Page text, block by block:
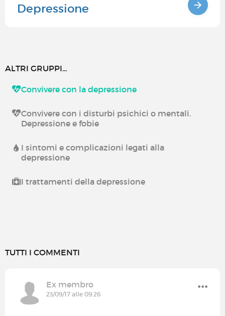
Depressione
ALTRI GRUPPI...
Convivere con la depressione
Convivere con i disturbi psichici o mentali.
Depressione e fobie
I sintomi e complicazioni legati alla
depressione
I trattamenti della depressione
TUTTI I COMMENTI
Ex membro
23/09/17 alle 09:26